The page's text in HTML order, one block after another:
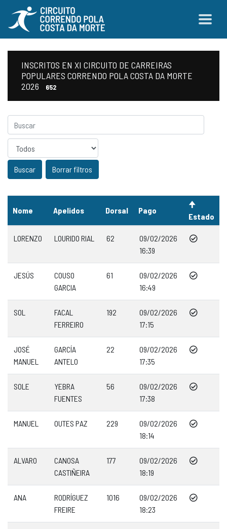
INSCRITOS EN XI CIRCUITO DE CARREIRAS
POPULARES CORRENDO POLA COSTA DA MORTE
2026
652
Sexo
Borrar filtros
Nome Apelidos Dorsal Pago
Estado
LORENZO LOURIDO RIAL 62
09/02/2026
16:39
JESÚS
COUSO
GARCIA
61
09/02/2026
16:49
SOL
FACAL
FERREIRO
192
09/02/2026
17:15
JOSÉ
MANUEL
GARCÍA
ANTELO
22
09/02/2026
17:35
SOLE
YEBRA
FUENTES
56
09/02/2026
17:38
MANUEL OUTES PAZ 229
09/02/2026
18:14
ALVARO
CANOSA
CASTIÑEIRA
177
09/02/2026
18:19
ANA
RODRÍGUEZ
FREIRE
1016
09/02/2026
18:23